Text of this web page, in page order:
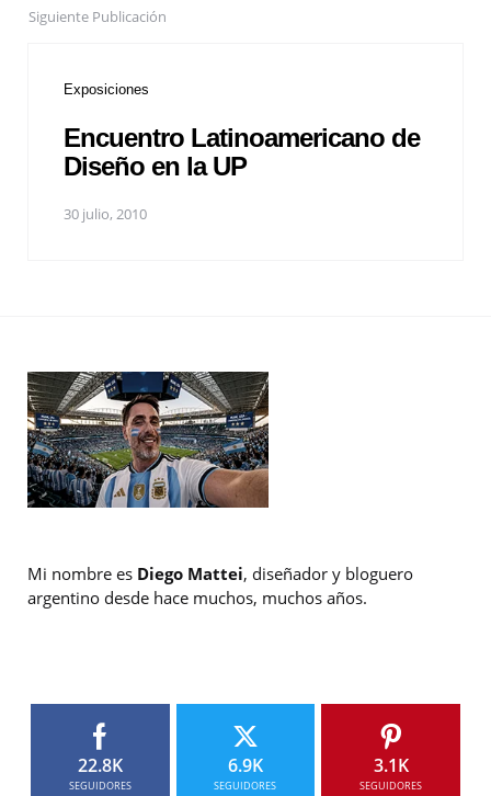
Siguiente Publicación
Exposiciones
Encuentro Latinoamericano de
Diseño en la UP
30 julio, 2010
Mi nombre es Diego Mattei, diseñador y bloguero
argentino desde hace muchos, muchos años.
22.8K
SEGUIDORES
6.9K
SEGUIDORES
3.1K
SEGUIDORES